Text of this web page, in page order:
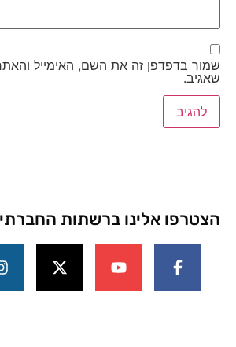
שמור בדפדפן זה את השם, האימייל
שאגיב.
הצטרפו אלינו ברשתות